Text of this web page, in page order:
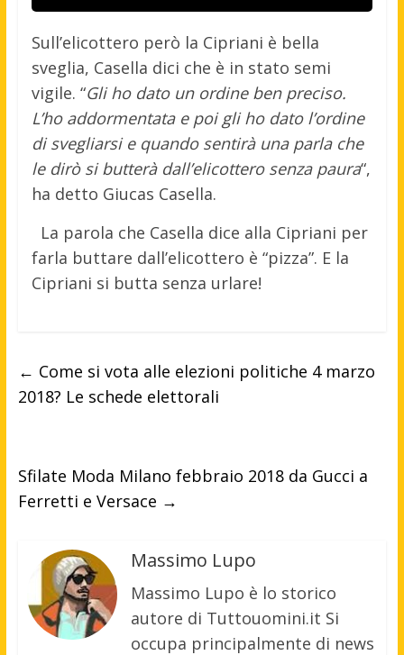
Sull’elicottero però la Cipriani è bella
sveglia, Casella dici che è in stato semi
vigile. “Gli ho dato un ordine ben preciso.
L’ho addormentata e poi gli ho dato l’ordine
di svegliarsi e quando sentirà una parla che
le dirò si butterà dall’elicottero senza paura“,
ha detto Giucas Casella.
La parola che Casella dice alla Cipriani per
farla buttare dall’elicottero è “pizza”. E la
Cipriani si butta senza urlare!
← Come si vota alle elezioni politiche 4 marzo
2018? Le schede elettorali
Sfilate Moda Milano febbraio 2018 da Gucci a
Ferretti e Versace →
Massimo Lupo
Massimo Lupo è lo storico
autore di Tuttouomini.it Si
occupa principalmente di news